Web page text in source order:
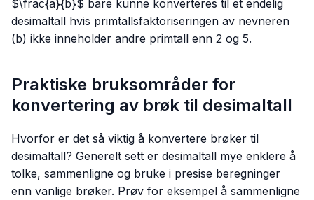
$\frac{a}{b}$ bare kunne konverteres til et endelig
desimaltall hvis primtallsfaktoriseringen av nevneren
(b) ikke inneholder andre primtall enn 2 og 5.
Praktiske bruksområder for
konvertering av brøk til desimaltall
Hvorfor er det så viktig å konvertere brøker til
desimaltall? Generelt sett er desimaltall mye enklere å
tolke, sammenligne og bruke i presise beregninger
enn vanlige brøker. Prøv for eksempel å sammenligne